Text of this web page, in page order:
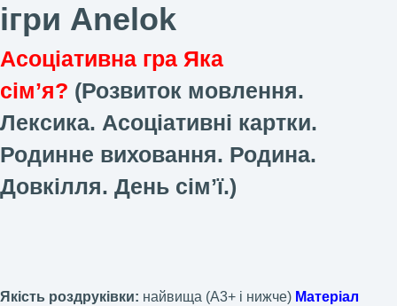
ігри Anelok
Асоціативна гра Яка
сімʼя? (Розвиток мовлення.
Лексика. Асоціативні картки.
Родинне виховання. Родина.
Довкілля. День сімʼї.)
Якість роздруківки: найвища (А3+ і нижче) Матеріал